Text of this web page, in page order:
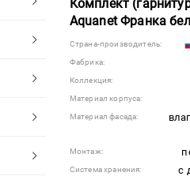
Комплект
Aquanet Франка
Страна-производитель:
Фабрика:
Коллекция:
Материал корпуса:
Материал фасада:
Монтаж:
Система хранения: с